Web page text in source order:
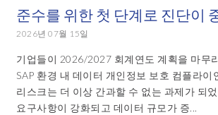
준수를 위한 첫 단계로 진단이
2026년 07월 15일
기업들이 2026/2027 회계연도 계획을 마무
SAP 환경 내 데이터 개인정보 보호 컴플라이
리스크는 더 이상 간과할 수 없는 과제가 되
요구사항이 강화되고 데이터 규모가 증...